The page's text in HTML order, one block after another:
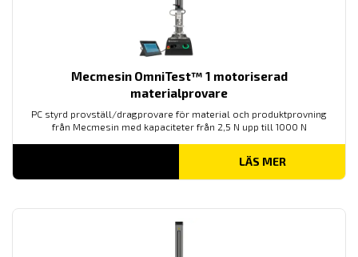
Mecmesin OmniTest™ 1 motoriserad
materialprovare
PC styrd provställ/dragprovare för material och produktprovning
från Mecmesin med kapaciteter från 2,5 N upp till 1000 N
LÄS MER